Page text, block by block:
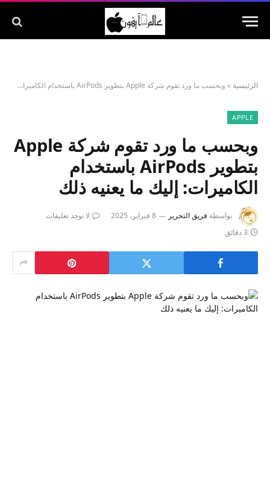
الرئيسية » وبحسب ما ورد تقوم شركة Apple بتطوير AirPods باستخدام الكاميرات: إليك ما يعنيه ذلك
APPLE
وبحسب ما ورد تقوم شركة Apple
بتطوير AirPods باستخدام
الكاميرات: إليك ما يعنيه ذلك
بواسطة فريق التحرير 8 فبراير، 2025
لا توجد تعليقات
3 دقائق